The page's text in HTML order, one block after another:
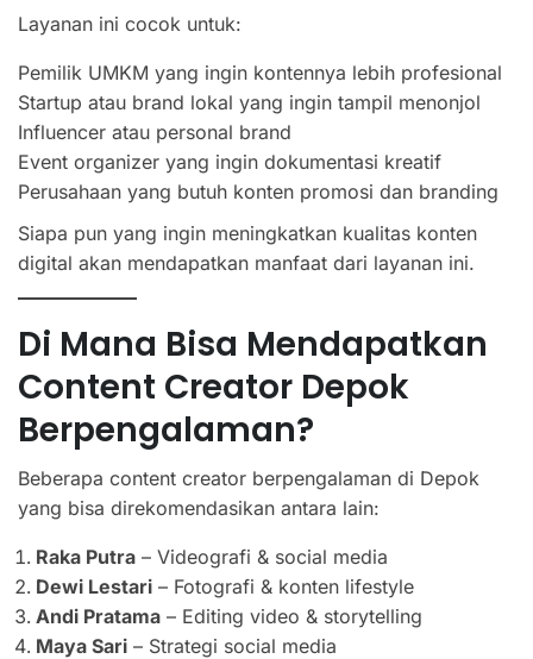
Layanan ini cocok untuk:
Pemilik UMKM yang ingin kontennya lebih profesional
Startup atau brand lokal yang ingin tampil menonjol
Influencer atau personal brand
Event organizer yang ingin dokumentasi kreatif
Perusahaan yang butuh konten promosi dan branding
Siapa pun yang ingin meningkatkan kualitas konten
digital akan mendapatkan manfaat dari layanan ini.
Di Mana Bisa Mendapatkan
Content Creator Depok
Berpengalaman?
Beberapa content creator berpengalaman di Depok
yang bisa direkomendasikan antara lain:
Raka Putra – Videografi & social media
Dewi Lestari – Fotografi & konten lifestyle
Andi Pratama – Editing video & storytelling
Maya Sari – Strategi social media